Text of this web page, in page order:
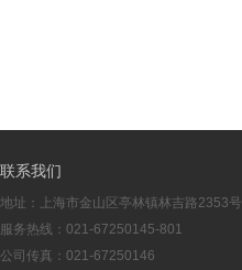
联系我们
地址：上海市金山区亭林镇林吉路2353号
服务热线：021-67250145-801
公司传真：021-67250146